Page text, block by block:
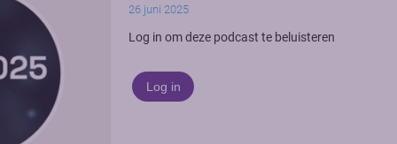
26 juni 2025
Log in om deze podcast te beluisteren
Log in